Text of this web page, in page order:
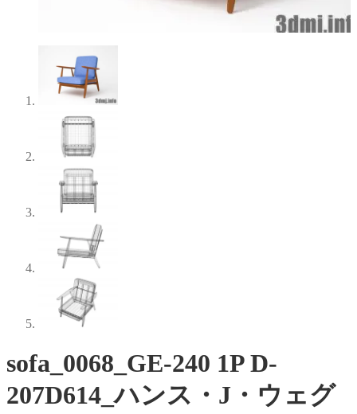
sofa_0068_GE-240 1P D-
207D614_ハンス・J・ウェグ